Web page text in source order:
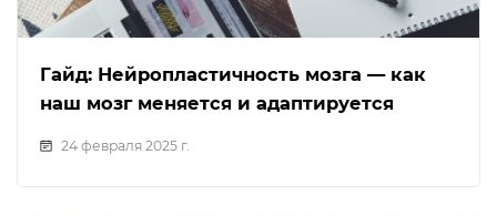
Гайд: Нейропластичность мозга — как
наш мозг меняется и адаптируется
24 февраля 2025 г.